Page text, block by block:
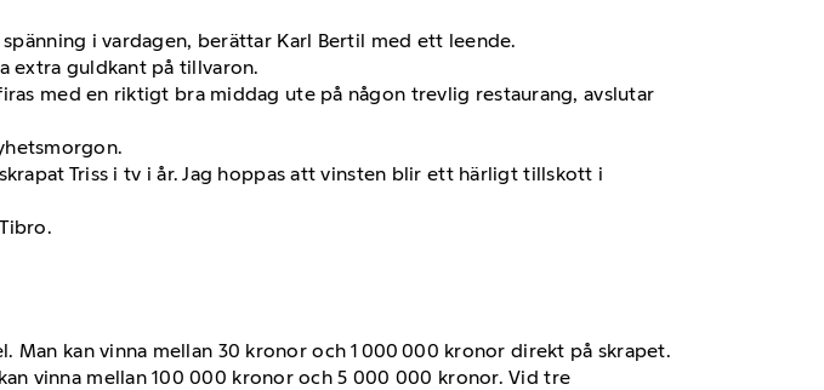
i vardagen, berättar Karl Bertil med ett leende.
extra guldkant på tillvaron.
med en riktigt bra middag ute på någon trevlig restaurang, avslutar
Triss i tv i år. Jag hoppas att vinsten blir ett härligt tillskott i
Man kan vinna mellan 30 kronor och 1 000 000 kronor direkt på skrapet.
vinna mellan 100 000 kronor och 5 000 000 kronor. Vid tre